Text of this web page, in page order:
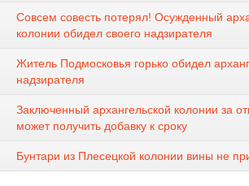
Совсем совесть потерял! Осужденный
колонии обидел своего надзирателя
Житель Подмосковья горько обидел
надзирателя
Заключенный архангельской колонии за
может получить добавку к сроку
Бунтари из Плесецкой колонии вины не